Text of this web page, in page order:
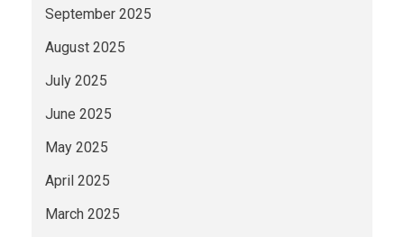
September 2025
August 2025
July 2025
June 2025
May 2025
April 2025
March 2025